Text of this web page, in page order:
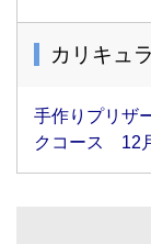
カリキュ
手作りプリザ
クコース 12